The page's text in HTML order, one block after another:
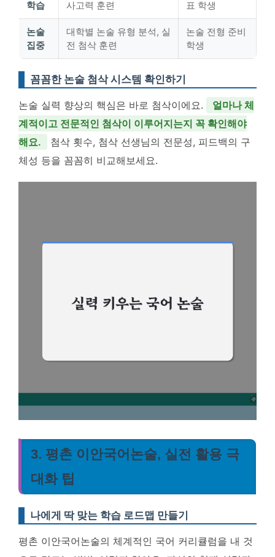
학습 사고력 훈련 표 학생
논술
집중
대학별 논술 유형 분석, 실
전 첨삭 훈련
논술 전형 준비
학생
꼼꼼한 논술 첨삭 시스템 확인하기
논술 실력 향상의 핵심은 바로 첨삭이에요.
얼마나 체
계적이고 전문적인 첨삭이 이루어지는지 꼭 확인해야
해요.
첨삭 횟수, 첨삭 선생님의 전문성, 피드백의 구
체성 등을 꼼꼼히 비교해보세요.
3. 평촌 이안국어논술, 실전 활용 극
대화 팁
나에게 딱 맞는 학습 로드맵 만들기
평촌 이안국어논술의 체계적인 국어 커리큘럼을 내 것